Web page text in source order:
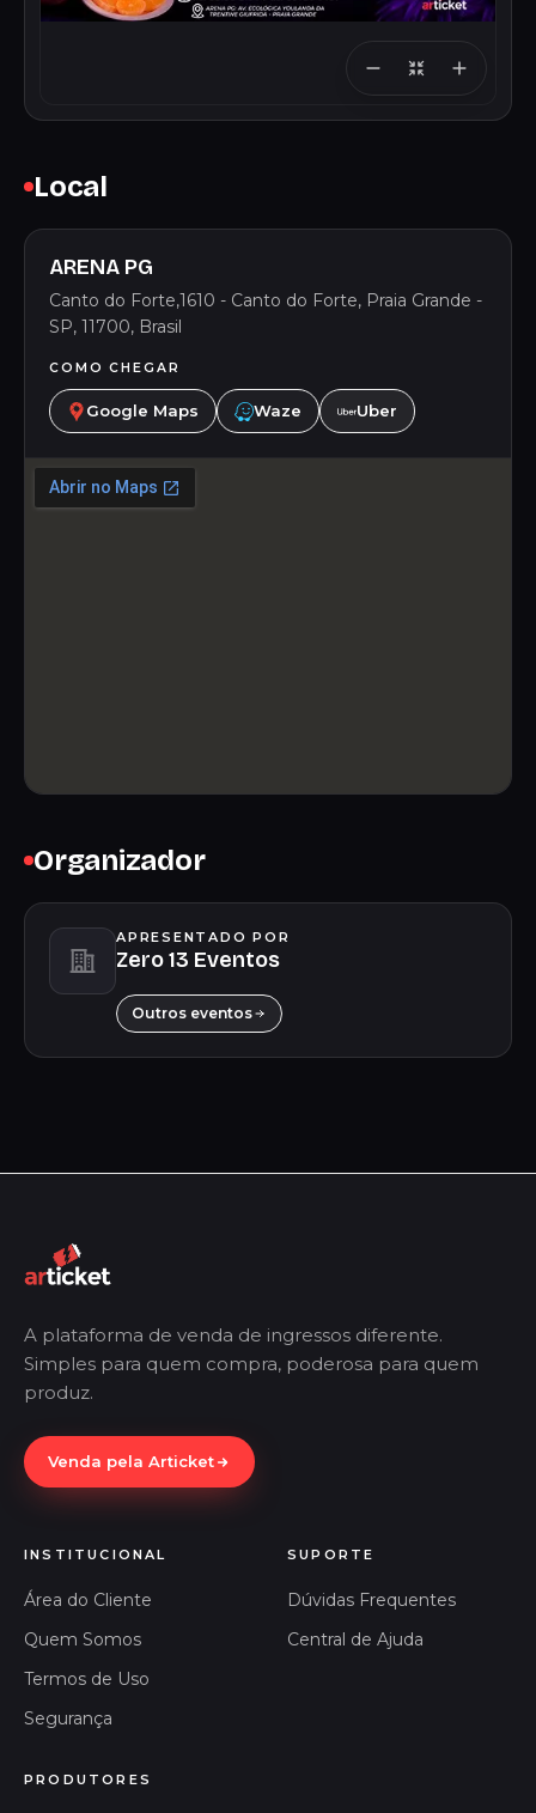
Local
ARENA PG
Canto do Forte,1610 - Canto do Forte, Praia Grande -
SP, 11700, Brasil
COMO CHEGAR
Google Maps Waze Uber
Organizador
APRESENTADO POR
Zero 13 Eventos
Outros eventos
A plataforma de venda de ingressos diferente.
Simples para quem compra, poderosa para quem
produz.
Venda pela Articket
INSTITUCIONAL
Área do Cliente
Quem Somos
Termos de Uso
Segurança
SUPORTE
Dúvidas Frequentes
Central de Ajuda
PRODUTORES